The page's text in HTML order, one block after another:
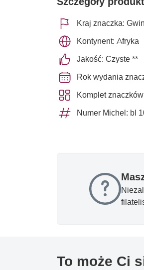
Kraj znaczka:
Kontynent: Afryka
Jakość: Czyste **
Rok wydania
Komplet
Numer Michel: bl
To może Ci